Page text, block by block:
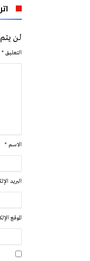
لن
التعليق *
الاسم *
البريد
الموقع